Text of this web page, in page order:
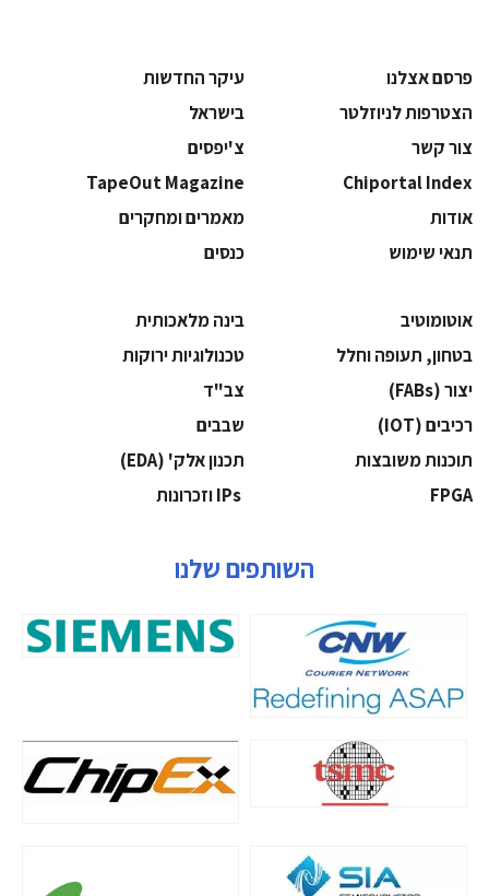
פרסם אצלנו
עיקר החדשות
הצטרפות לניוזלטר
בישראל
צור קשר
צ'יפסים
Chiportal Index
TapeOut Magazine
אודות
מאמרים ומחקרים
תנאי שימוש
כנסים
אוטומוטיב
בינה מלאכותית
בטחון, תעופה וחלל
‫טכנולוגיות ירוקות‬
‫יצור (‪(FABs‬‬
‫צב"ד‬
‫רכיבים‬ (IOT)
‫שבבים‬
‫תוכנות משובצות‬
‫תכנון אלק' (‪(EDA‬‬
‫‪FPGA‬‬
השותפים שלנו